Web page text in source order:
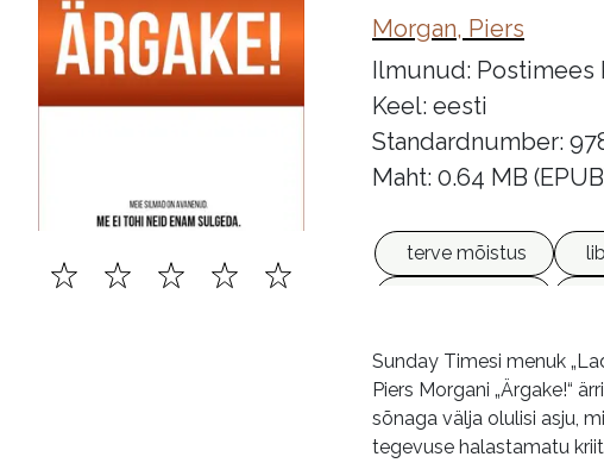
Morgan, Piers
Ilmunud: Postimees
Keel: eesti
Standardnumber:
Maht: 0.64 MB
terve mõistus
Sunday Timesi menuk
Piers Morgani „Ärgake!“
sõnaga välja olulisi asju,
tegevuse halastamatu